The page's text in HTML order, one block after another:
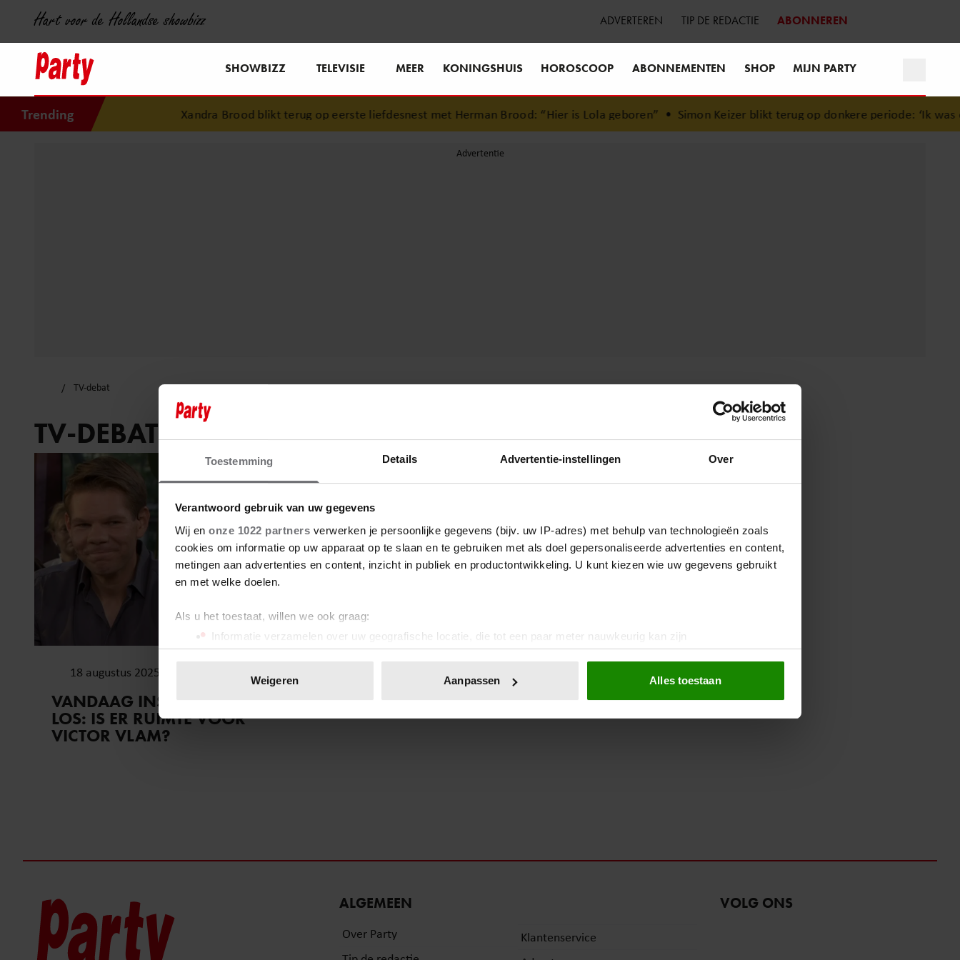
Toestemming Details Advertentie-instellingen Over
Verantwoord gebruik van uw gegevens
Wij en onze 1022 partners verwerken je persoonlijke gegevens (bijv. uw IP-adres) met behulp van technologieën zoals
cookies om informatie op uw apparaat op te slaan en te gebruiken met als doel gepersonaliseerde advertenties en content,
metingen aan advertenties en content, inzicht in publiek en productontwikkeling. U kunt kiezen wie uw gegevens gebruikt
en met welke doelen.
Als u het toestaat, willen we ook graag:
Informatie verzamelen over uw geografische locatie, die tot een paar meter nauwkeurig kan zijn
Uw apparaat identificeren door het actief te scannen op specifieke eigenschappen (fingerprinting)
toestemming op elk moment wijzigen of intrekken in de Cookieverklaring.
We gebruiken cookies om content en advertenties te personaliseren, om functies voor social media te bieden en om ons
Weigeren Aanpassen Alles toestaan
Hart voor de Hollandse showbizz ADVERTEREN TIP DE REDACTIE ABONNEREN
SHOWBIZZ TELEVISIE MEER KONINGSHUIS HOROSCOOP ABONNEMENTEN SHOP MIJN PARTY
Trending Xandra Brood blikt terug op eerste liefdesnest met Herman Brood: “Hier is Lola geboren”• Simon Keizer blikt terug op donkere periode: ‘Ik was
TV-debat
TV-DEBAT
18 augustus 2025
VANDAAG INSIDE BARST WEER
LOS: IS ER RUIMTE VOOR
VICTOR VLAM?
ALGEMEEN
Over Party
Klantenservice
VOLG ONS